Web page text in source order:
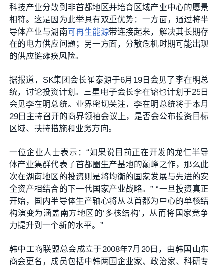
科技产业分散到非首都地区并培育区域产业中心的愿景
相符。这是因为此举具有双重优势：一方面，通过将半
导体产业与湖南可再生能源带连接起来，解决其长期存
在的电力供应问题；另一方面，分散危机时期可能出现
的供应链瘫痪风险。
据报道，SK集团会长崔泰源于6月19日会见了李在明总
统，讨论投资计划。三星电子会长李在镕也计划于25日
会见李在明总统。业界密切关注，李在明总统将于本月
29日主持召开的商界领袖会议上，是否会公布投资目标
区域、扶持措施和业务方向。
一位企业人士表示：“如果说目前正在开发的龙仁半导
体产业集群代表了首都圈生产基地的巅峰之作，那么此
次在湖南地区的投资则是将均衡的国家发展与先进的安
全资产相结合的下一代国家产业战略。” “一旦投资真正
开始，国内半导体生产轴心将从以首都为中心的单核结
构演变为涵盖南方地区的‘多核结构’，从而将国家竞争
力提升到一个新的水平。”
韩中工商联盟总会成立于2008年7月20日，由韩国山东
商会更名，成员包括中韩两国企业家、政治家、科研专